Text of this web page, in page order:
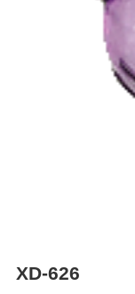
XD-626